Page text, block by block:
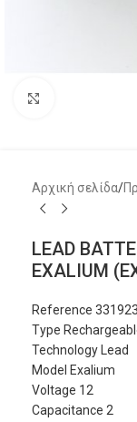
Αρχική σελίδα/
LEAD
EXALIUM
Reference
Type
Technology Lead
Model Exalium
Voltage 12
Capacitance 2